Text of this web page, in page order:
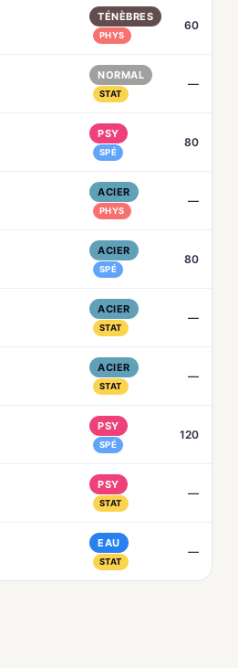
TÉNÈBRES
PHYS
60
NORMAL
STAT
—
PSY
SPÉ
80
ACIER
PHYS
—
ACIER
SPÉ
80
ACIER
STAT
—
ACIER
STAT
—
PSY
SPÉ
120
PSY
STAT
—
EAU
STAT
—